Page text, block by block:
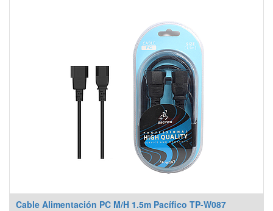
Cable Alimentación PC M/H 1.5m Pacífico TP-W087